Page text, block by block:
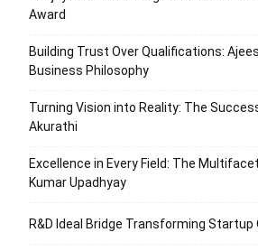
Award
Building Trust Over Qualifications:
Business Philosophy
Turning Vision into Reality: The
Akurathi
Excellence in Every Field: The
Kumar Upadhyay
R&D Ideal Bridge Transforming